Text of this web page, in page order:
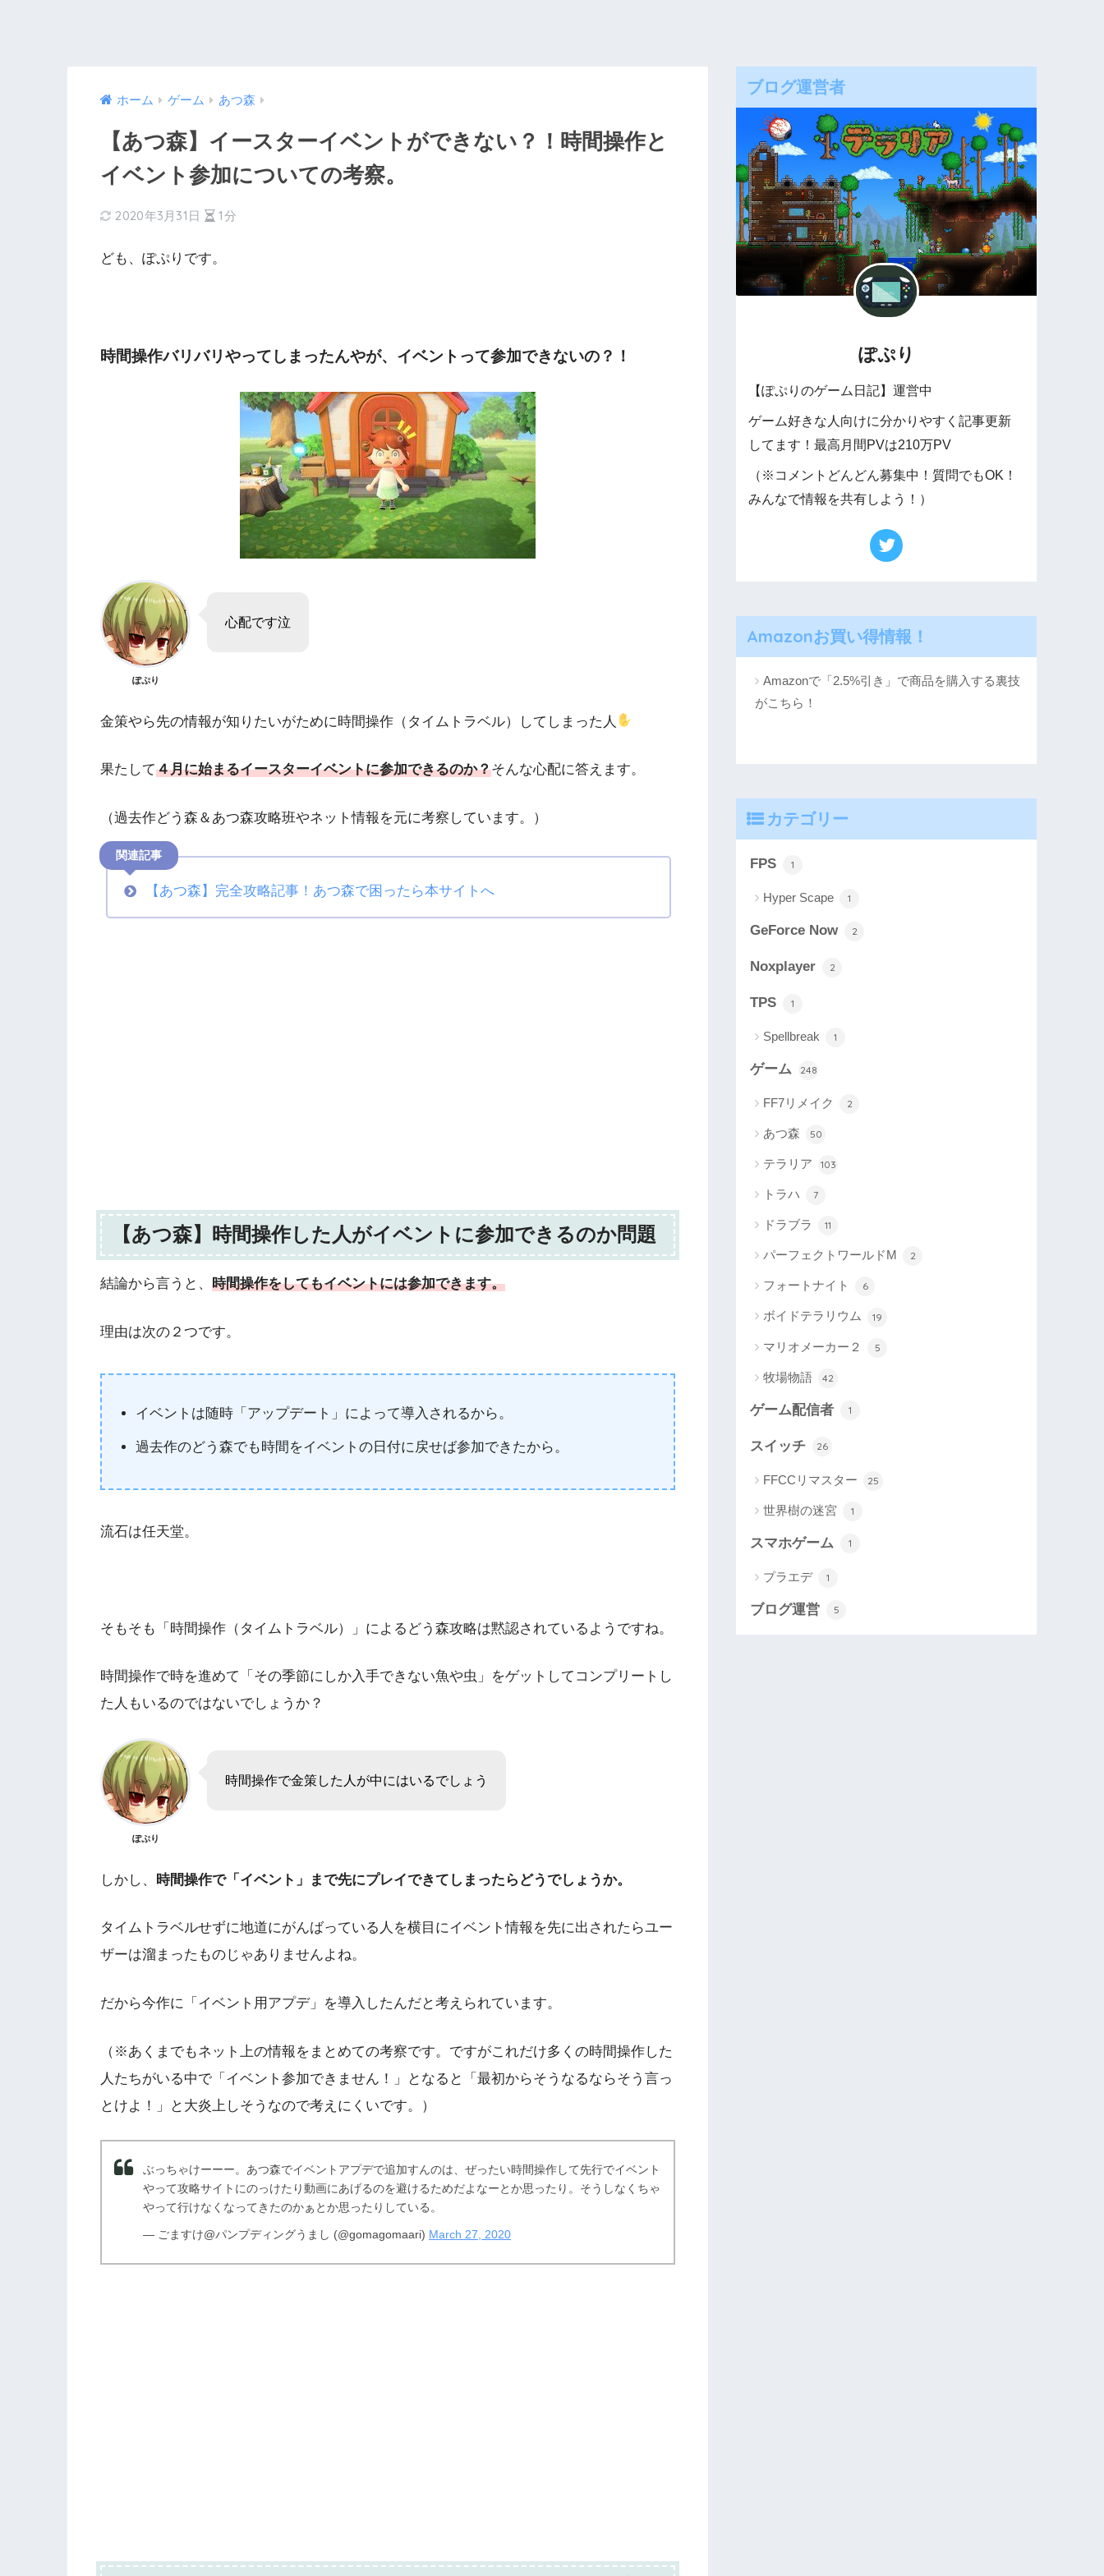
ホーム ゲーム あつ森
【あつ森】イースターイベントができない？！時間操作と
イベント参加についての考察。
2020年3月31日 1分
ども、ぽぷりです。
時間操作バリバリやってしまったんやが、イベントって参加できないの？！
ぽぷり
心配です泣
金策やら先の情報が知りたいがために時間操作（タイムトラベル）してしまった人
果たして４月に始まるイースターイベントに参加できるのか？そんな心配に答えます。
（過去作どう森＆あつ森攻略班やネット情報を元に考察しています。）
関連記事
【あつ森】完全攻略記事！あつ森で困ったら本サイトへ
【あつ森】時間操作した人がイベントに参加できるのか問題
結論から言うと、 時間操作をしてもイベントには参加できます。
理由は次の２つです。
イベントは随時「アップデート」によって導入されるから。
過去作のどう森でも時間をイベントの日付に戻せば参加できたから。
流石は任天堂。
そもそも「時間操作（タイムトラベル）」によるどう森攻略は黙認されているようですね。
時間操作で時を進めて「その季節にしか入手できない魚や虫」をゲットしてコンプリートし
た人もいるのではないでしょうか？
ぽぷり
時間操作で金策した人が中にはいるでしょう
しかし、 時間操作で「イベント」まで先にプレイできてしまったらどうでしょうか。
タイムトラベルせずに地道にがんばっている人を横目にイベント情報を先に出されたらユー
ザーは溜まったものじゃありませんよね。
だから今作に「イベント用アプデ」を導入したんだと考えられています。
（※あくまでもネット上の情報をまとめての考察です。ですがこれだけ多くの時間操作した
人たちがいる中で「イベント参加できません！」となると「最初からそうなるならそう言っ
とけよ！」と大炎上しそうなので考えにくいです。）
ぶっちゃけーーー。あつ森でイベントアプデで追加すんのは、ぜったい時間操作して先行でイベント
やって攻略サイトにのっけたり動画にあげるのを避けるためだよなーとか思ったり。そうしなくちゃ
やって行けなくなってきたのかぁとか思ったりしている。
— ごますけ@パンプディングうまし (@gomagomaari) March 27, 2020
ブログ運営者
ぽぷり
【ぽぷりのゲーム日記】運営中
ゲーム好きな人向けに分かりやすく記事更新
してます！最高月間PVは210万PV
（※コメントどんどん募集中！質問でもOK！
みんなで情報を共有しよう！）
Amazonお買い得情報！
Amazonで「2.5%引き」で商品を購入する裏技
がこちら！
カテゴリー
FPS 1
Hyper Scape 1
GeForce Now 2
Noxplayer 2
TPS 1
Spellbreak 1
ゲーム 248
FF7リメイク 2
あつ森 50
テラリア 103
トラハ 7
ドラブラ 11
パーフェクトワールドM 2
フォートナイト 6
ボイドテラリウム 19
マリオメーカー２ 5
牧場物語 42
ゲーム配信者 1
スイッチ 26
FFCCリマスター 25
世界樹の迷宮 1
スマホゲーム 1
プラエデ 1
ブログ運営 5